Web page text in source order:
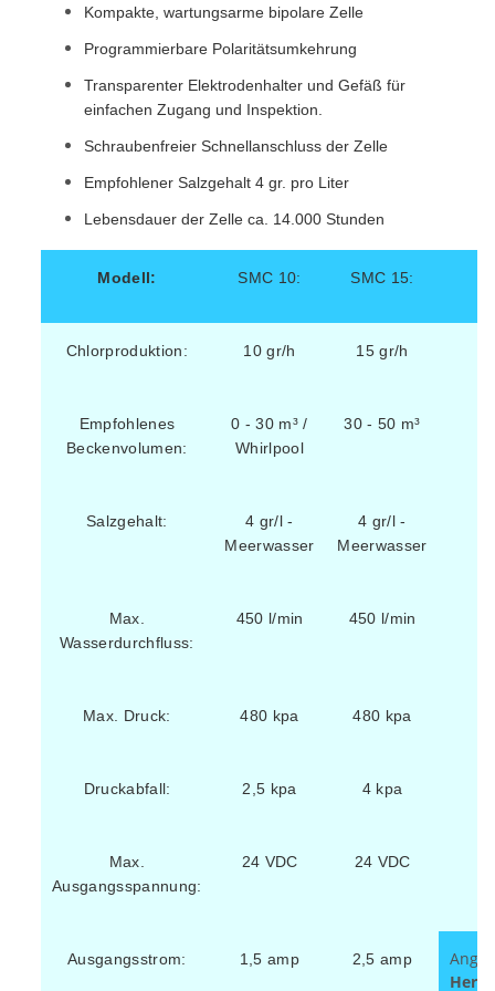
Kompakte, wartungsarme bipolare Zelle
Programmierbare Polaritätsumkehrung
Transparenter Elektrodenhalter und Gefäß für
einfachen Zugang und Inspektion.
Schraubenfreier Schnellanschluss der Zelle
Empfohlener Salzgehalt 4 gr. pro Liter
Lebensdauer der Zelle ca. 14.000 Stunden
Modell: SMC 10: SMC 15:
Chlorproduktion: 10 gr/h 15 gr/h
Empfohlenes
Beckenvolumen:
0 - 30 m³ /
Whirlpool
30 - 50 m³
Salzgehalt:
4 gr/l -
Meerwasser
4 gr/l -
Meerwasser
Max.
Wasserdurchfluss:
450 l/min 450 l/min
Max. Druck: 480 kpa 480 kpa
Druckabfall: 2,5 kpa 4 kpa
Max.
Ausgangsspannung:
24 VDC 24 VDC
Ausgangsstrom: 1,5 amp 2,5 amp